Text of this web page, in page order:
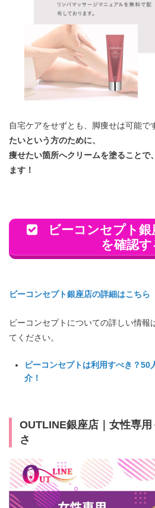
世話になることにしまし
自宅ケアをせずとも、脚痩せは可能で
たいという方のために、
痩せたい箇所へクリームを塗ることで
ます！
ビーコンセプト
を確認す
ビーコンセプト銀座店の詳細はこちら
ビーコンセプトについての詳しい情報
てください。
ビーコンセプトは利用すべき？50
介！
OUTLINE銀座店｜女性専
さ